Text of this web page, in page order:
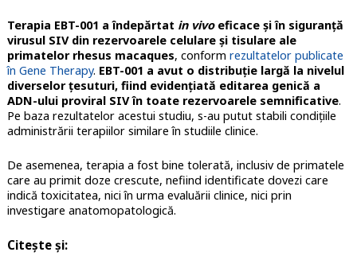
Terapia EBT-001 a îndepărtat in vivo eficace şi în siguranţă
virusul SIV din rezervoarele celulare şi tisulare ale
primatelor rhesus macaques, conform rezultatelor publicate
în Gene Therapy. EBT-001 a avut o distribuţie largă la nivelul
diverselor țesuturi, fiind evidenţiată editarea genică a
ADN-ului proviral SIV în toate rezervoarele semnificative.
Pe baza rezultatelor acestui studiu, s-au putut stabili condiţiile
administrării terapiilor similare în studiile clinice.
De asemenea, terapia a fost bine tolerată, inclusiv de primatele
care au primit doze crescute, nefiind identificate dovezi care
indică toxicitatea, nici în urma evaluării clinice, nici prin
investigare anatomopatologică.
Citește și: